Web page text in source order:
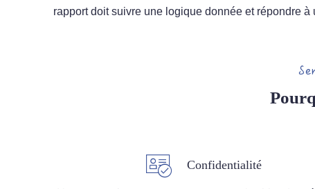
rapport doit suivre une logique donnée et répondre
Confidentialité